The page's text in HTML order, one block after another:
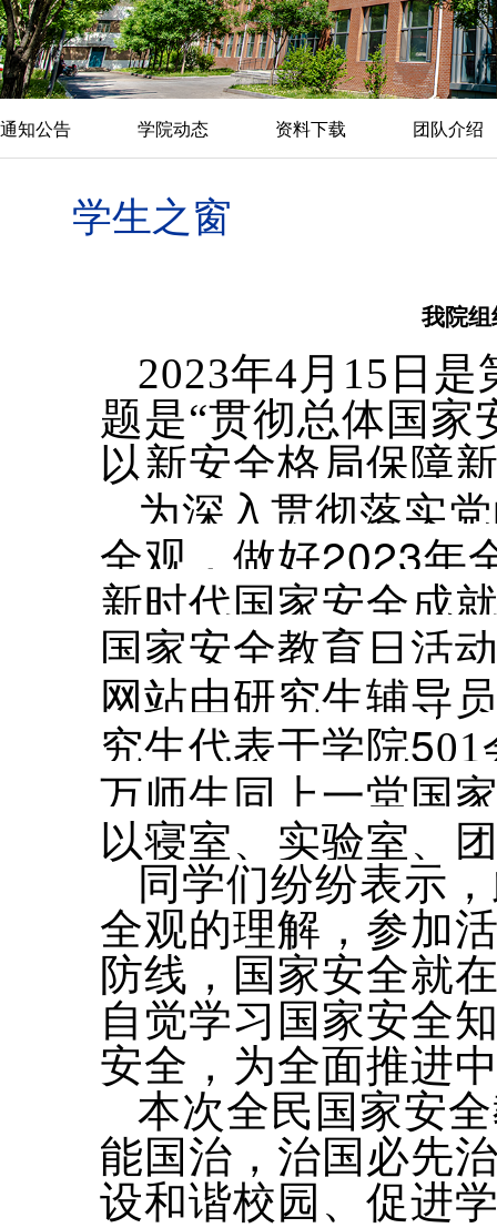
通知公告 学院动态 资料下载 团队介绍
学生之窗
我院
2023年4月15日
题是“贯彻总体国
以新安全格局保障
为深入贯彻落实
全观，做好2023年
新时代国家安全成
国家安全教育日活
网站由研究生辅导
究生代表于学院501
万师生同上一堂国
以寝室、实验室、
同学们纷纷表示
全观的理解，参加
防线，国家安全就
自觉学习国家安全
安全，为全面推进
本次全民国家安
能国治，治国必先
设和谐校园、促进